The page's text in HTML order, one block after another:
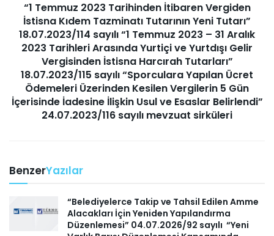
“1 Temmuz 2023 Tarihinden İtibaren Vergiden
İstisna Kıdem Tazminatı Tutarının Yeni Tutarı”
18.07.2023/114 sayılı “1 Temmuz 2023 – 31 Aralık
2023 Tarihleri Arasında Yurtiçi ve Yurtdışı Gelir
Vergisinden İstisna Harcırah Tutarları”
18.07.2023/115 sayılı “Sporculara Yapılan Ücret
Ödemeleri Üzerinden Kesilen Vergilerin 5 Gün
İçerisinde İadesine İlişkin Usul ve Esaslar Belirlendi”
24.07.2023/116 sayılı mevzuat sirküleri
BenzerYazılar
“Belediyelerce Takip ve Tahsil Edilen Amme
Alacakları İçin Yeniden Yapılandırma
Düzenlemesi” 04.07.2026/92 sayılı “Yeni